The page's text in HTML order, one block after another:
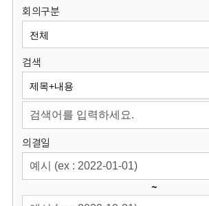
원
회
회의구분
검색
의결일
~